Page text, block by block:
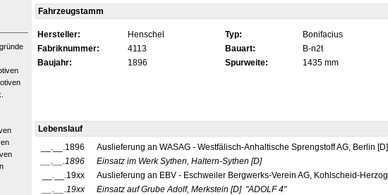
Fahrzeugstamm
Hersteller: Henschel Typ: Bonifacius
Fabriknummer:
4113 Bauart: B-n2t
Baujahr:
1896 Spurweite: 1435 mm
Lebenslauf
__.__.1896
Auslieferung an WASAG - Westfälisch-Anhaltische Sprengstoff AG, Berlin [D]
__.__.1896
Einsatz im Werk Sythen, Haltern-Sythen [D]
__.__.19xx
Auslieferung an EBV - Eschweiler Bergwerks-Verein AG, Kohlscheid-
__.__.19xx
Einsatz auf Grube Adolf, Merkstein [D] "ADOLF 4"